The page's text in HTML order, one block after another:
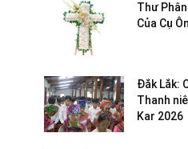
Thư
Của Cụ
Đắk Lắk:
Thanh
Kar 2026